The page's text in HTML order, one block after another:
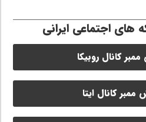
اجتماعی ایرانی
کانال روبیکا
کانال ایتا